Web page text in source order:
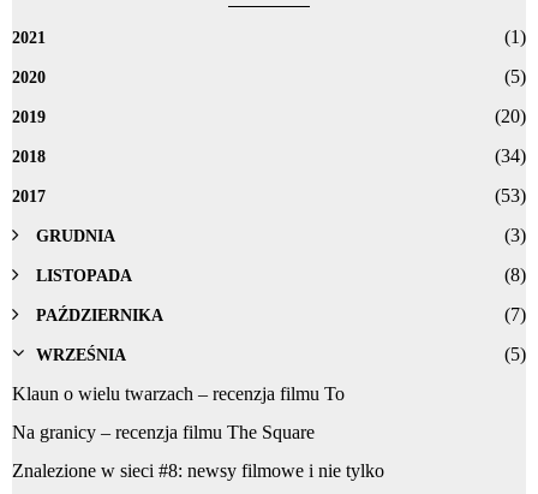
2021 (1)
2020 (5)
2019 (20)
2018 (34)
2017 (53)
GRUDNIA (3)
LISTOPADA (8)
PAŹDZIERNIKA (7)
WRZEŚNIA
(5)
Klaun o wielu twarzach – recenzja filmu To
Na granicy – recenzja filmu The Square
Znalezione w sieci #8: newsy filmowe i nie tylko